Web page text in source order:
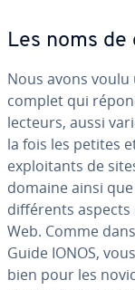
Les noms
Nous avons
complet qui
lecteurs, aussi
la fois les petites
ex­ploi­tants de
domaine ainsi
dif­fé­rents aspects
Web. Comme
Guide IONOS,
bien pour les